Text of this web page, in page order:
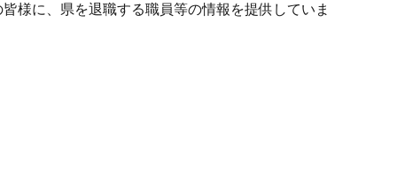
様に、県を退職する職員等の情報を提供していま